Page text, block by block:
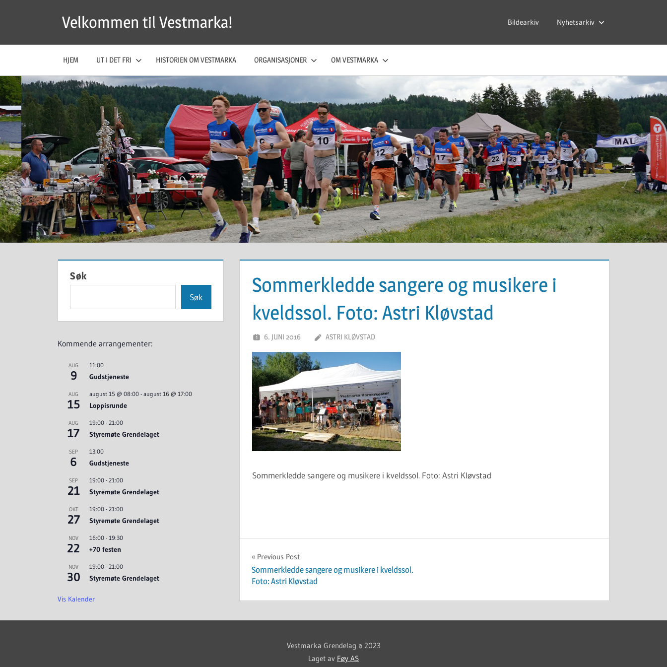
Velkommen til Vestmarka! Bildearkiv Nyhetsarkiv
HJEM UT I DET FRI HISTORIEN OM VESTMARKA ORGANISASJONER OM VESTMARKA
Sommerkledde sangere og musikere i
kveldssol. Foto: Astri Kløvstad
6. JUNI 2016 ASTRI KLØVSTAD
Sommerkledde sangere og musikere i kveldssol. Foto: Astri Kløvstad
Innleggsnavigasjon
Previous Post
Sommerkledde sangere og musikere i kveldssol.
Foto: Astri Kløvstad
Søk
Søk
Kommende arrangementer:
AUG
9
11:00
Gudstjeneste
AUG
15
august 15 @ 08:00 - august 16 @ 17:00
Loppisrunde
AUG
17
19:00 - 21:00
Styremøte Grendelaget
SEP
6
13:00
Gudstjeneste
SEP
21
19:00 - 21:00
Styremøte Grendelaget
OKT
27
19:00 - 21:00
Styremøte Grendelaget
NOV
22
16:00 - 19:30
+70 festen
NOV
30
19:00 - 21:00
Styremøte Grendelaget
Vis Kalender
Vestmarka Grendelag © 2023
Laget av Føy AS